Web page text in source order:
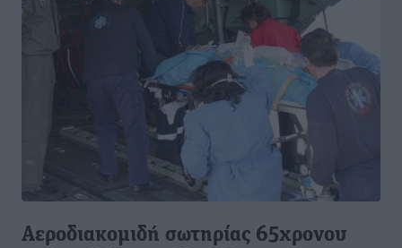
Αεροδιακομιδή σωτηρίας 65χρονου